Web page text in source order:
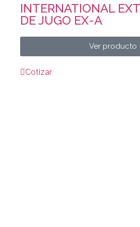
INTERNATIONAL
DE JUGO EX-A
Ver producto
Cotizar